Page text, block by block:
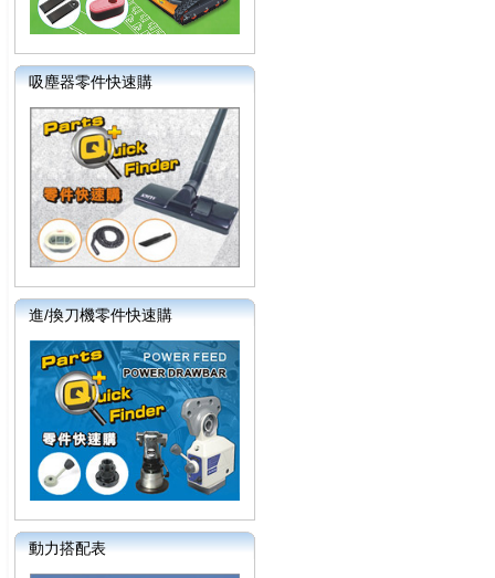
吸塵器零件快速購
進/換刀機零件快速購
動力搭配表